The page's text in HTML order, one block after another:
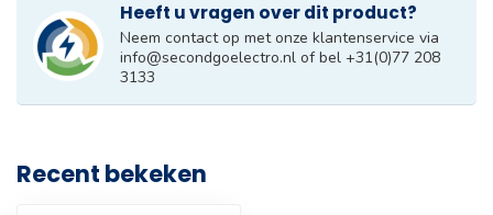
Heeft u vragen over dit product?
Neem contact op met onze klantenservice via
info@secondgoelectro.nl of bel +31(0)77 208
3133
Recent bekeken